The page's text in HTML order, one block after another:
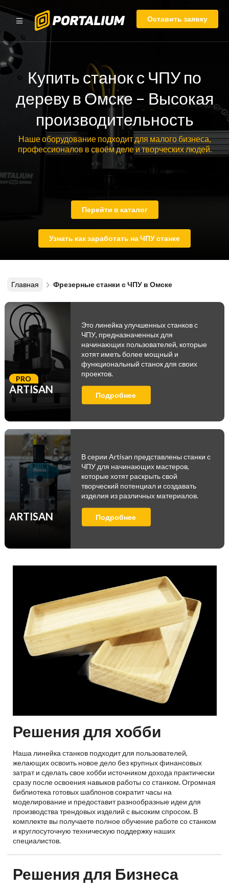
Оставить заявку
Купить станок с ЧПУ по
дереву в Омске – Высокая
производительность
Наше оборудование подходит для малого бизнеса,
профессионалов в своём деле и творческих людей.
Перейти в каталог
Узнать как заработать на ЧПУ станке
Главная Фрезерные станки с ЧПУ в Омске
ARTISAN
PRO
Это линейка улучшенных станков с
ЧПУ, предназначенных для
начинающих пользователей, которые
хотят иметь более мощный и
функциональный станок для своих
проектов.
Подробнее
ARTISAN
В серии Artisan представлены станки с
ЧПУ для начинающих мастеров,
которые хотят раскрыть свой
творческий потенциал и создавать
изделия из различных материалов.
Подробнее
Решения для хобби
Наша линейка станков подходит для пользователей,
желающих освоить новое дело без крупных финансовых
затрат и сделать свое хобби источником дохода практически
сразу после освоения навыков работы со станком. Огромная
библиотека готовых шаблонов сократит часы на
моделирование и предоставит разнообразные идеи для
производства трендовых изделий с высоким спросом. В
комплекте вы получаете полное обучение работе со станком
и круглосуточную техническую поддержку наших
специалистов.
Решения для Бизнеса